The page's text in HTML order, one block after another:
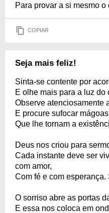
Para provar a si mesmo o
COPIAR
Seja mais feliz!
Sinta-se contente por
E olhe mais para a luz do
Observe atenciosamente
E procure sufocar
Que lhe tornam a
Deus nos criou para
Cada instante deve ser
com amor,
Com fé e com esperança.
O sorriso abre as portas
E essa nos coloca em